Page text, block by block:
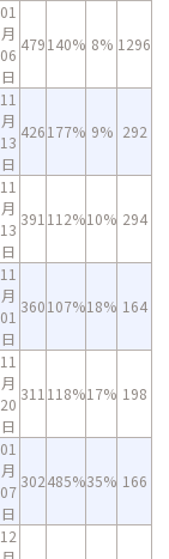
01
月
06
日
479140% 8% 1296
11
月
13
日
426177% 9% 292
11
月
13
日
391 112%10% 294
11
月
01
日
360107%18% 164
11
月
20
日
311 118%17% 198
01
月
07
日
302485%35% 166
12